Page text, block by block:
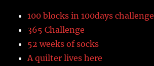
100 blocks in 100days challenge
365 Challenge
52 weeks of socks
A quilter lives here